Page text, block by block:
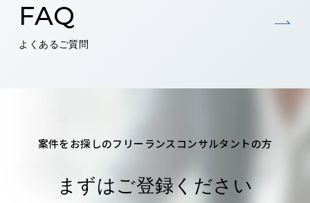
FAQ
よくあるご質問
案件をお探しのフリーランスコンサルタントの方
まずはご登録ください